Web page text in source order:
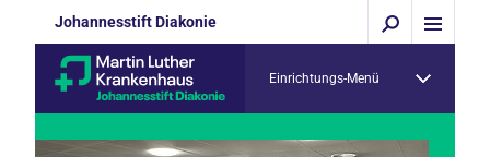
Johannesstift Diakonie
Einrichtungs-Menü